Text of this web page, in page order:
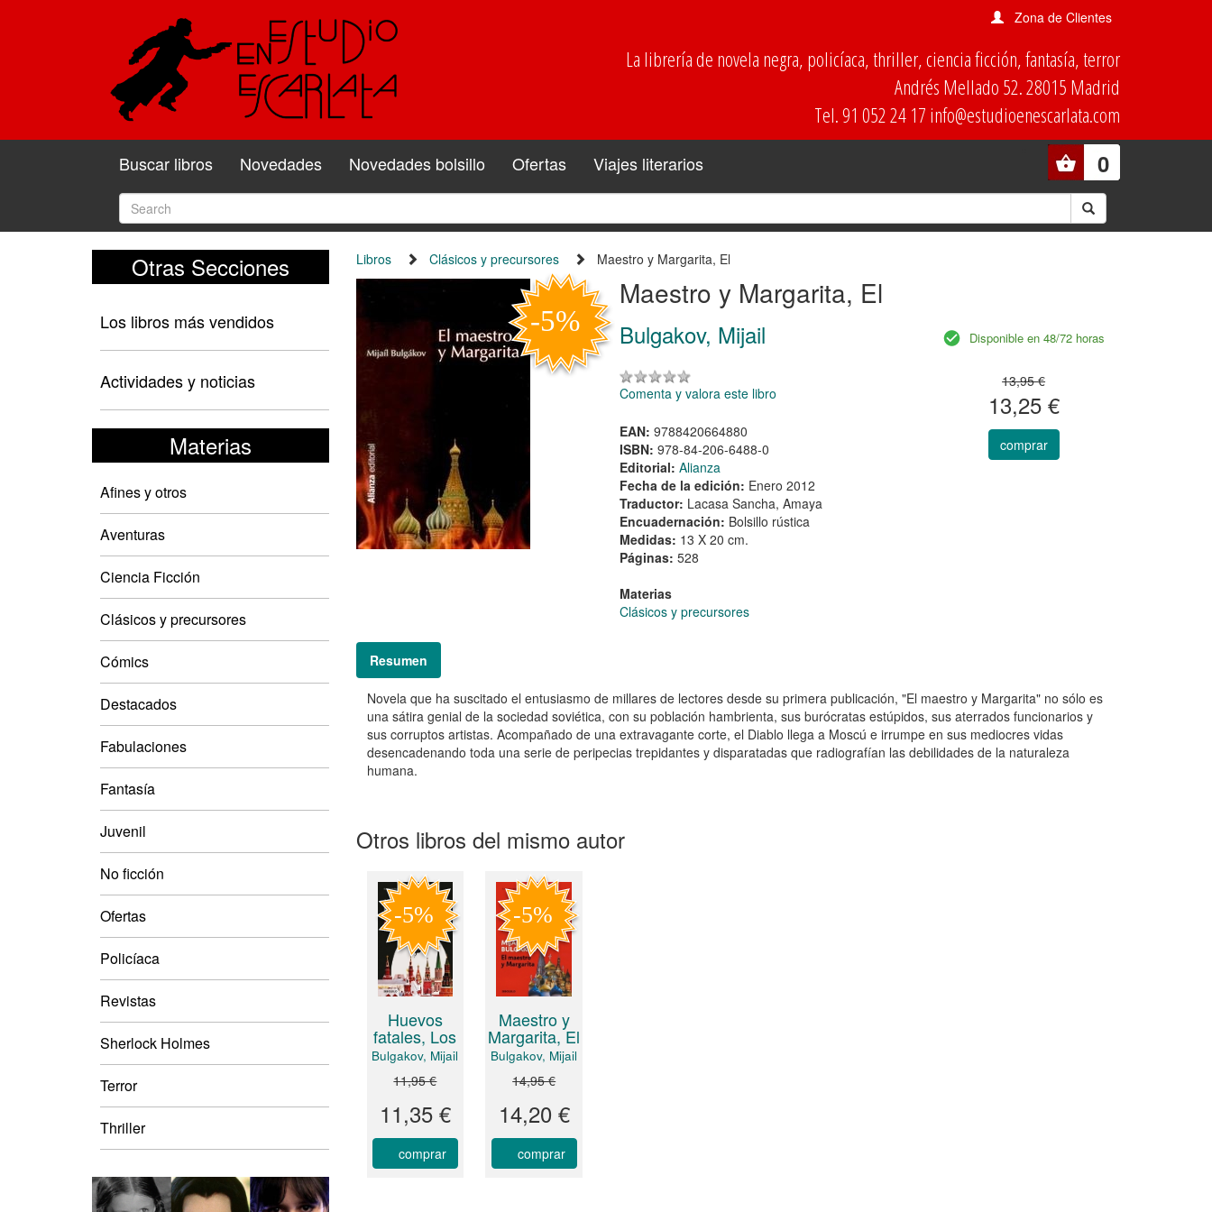
Zona de Clientes
La librería de novela negra, policíaca, thriller, ciencia ficción, fantasía, terror
Andrés Mellado 52. 28015 Madrid
Tel. 91 052 24 17 info@estudioenescarlata.com
0
Buscar libros Novedades Novedades bolsillo Ofertas Viajes literarios
Otras Secciones
Los libros más vendidos
Actividades y noticias
Materias
Afines y otros
Aventuras
Ciencia Ficción
Clásicos y precursores
Cómics
Destacados
Fabulaciones
Fantasía
Juvenil
No ficción
Ofertas
Policíaca
Revistas
Sherlock Holmes
Terror
Thriller
Libros Clásicos y precursores Maestro y Margarita, El
Maestro y Margarita, El
Bulgakov, Mijail
Comenta y valora este libro
EAN: 9788420664880
ISBN: 978-84-206-6488-0
Editorial: Alianza
Fecha de la edición: Enero 2012
Traductor: Lacasa Sancha, Amaya
Encuadernación: Bolsillo rústica
Medidas: 13 X 20 cm.
Páginas: 528
Materias
Clásicos y precursores
Disponible en 48/72 horas
13,95 €
13,25 €
comprar
Resumen
Novela que ha suscitado el entusiasmo de millares de lectores desde su primera publicación, "El maestro y Margarita" no sólo es
una sátira genial de la sociedad soviética, con su población hambrienta, sus burócratas estúpidos, sus aterrados funcionarios y
sus corruptos artistas. Acompañado de una extravagante corte, el Diablo llega a Moscú e irrumpe en sus mediocres vidas
desencadenando toda una serie de peripecias trepidantes y disparatadas que radiografían las debilidades de la naturaleza
humana.
Otros libros del mismo autor
Huevos
fatales, Los
Bulgakov, Mijail
11,95 €
11,35 €
comprar
Maestro y
Margarita, El
Bulgakov, Mijail
14,95 €
14,20 €
comprar